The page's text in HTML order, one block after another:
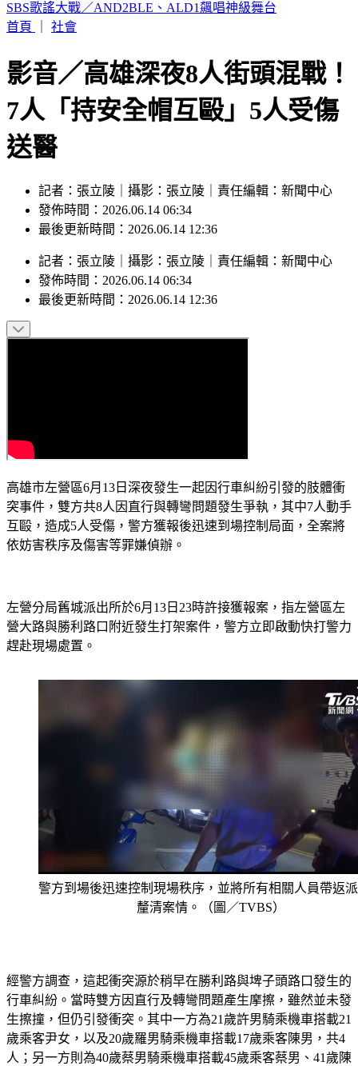
颱風遠離「大雨繼續灌」連下6天 雨區轉移炸到紅爆
首頁
社會
影音／高雄深夜8人街頭混戰！
7人「持安全帽互毆」5人受傷
送醫
記者：張立陵｜攝影：張立陵｜責任編輯：新聞中心
發佈時間：2026.06.14 06:34
最後更新時間：2026.06.14 12:36
記者 ： 張立陵 攝影 ： 張立陵 責任編輯 ： 新聞中心
發佈時間： 2026.06.14 06:34
最後更新時間： 2026.06.14 12:36
高雄市左營區6月13日深夜發生一起因行車糾紛引發的肢體衝
突事件，雙方共8人因直行與轉彎問題發生爭執，其中7人動手
互毆，造成5人受傷，警方獲報後迅速到場控制局面，全案將
依妨害秩序及傷害等罪嫌偵辦。
左營分局舊城派出所於6月13日23時許接獲報案，指左營區左
營大路與勝利路口附近發生打架案件，警方立即啟動快打警力
趕赴現場處置。
警方到場後迅速控制現場秩序，並將所有相關人員帶返
釐清案情。（圖／TVBS）
經警方調查，這起衝突源於稍早在勝利路與埤子頭路口發生的
行車糾紛。當時雙方因直行及轉彎問題產生摩擦，雖然並未發
生擦撞，但仍引發衝突。其中一方為21歲許男騎乘機車搭載21
歲乘客尹女，以及20歲羅男騎乘機車搭載17歲乘客陳男，共4
人；另一方則為40歲蔡男騎乘機車搭載45歲乘客蔡男、41歲陳